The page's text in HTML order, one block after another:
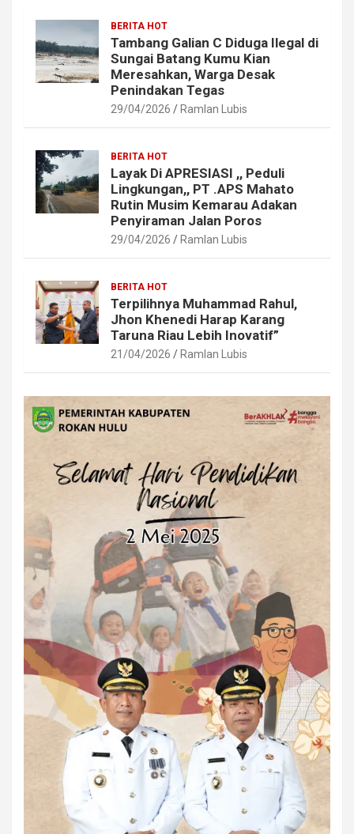
BERITA HOT
Tambang Galian C Diduga Ilegal di
Sungai Batang Kumu Kian
Meresahkan, Warga Desak
Penindakan Tegas
29/04/2026 Ramlan Lubis
BERITA HOT
Layak Di APRESIASI ,, Peduli
Lingkungan,, PT .APS Mahato
Rutin Musim Kemarau Adakan
Penyiraman Jalan Poros
29/04/2026 Ramlan Lubis
BERITA HOT
Terpilihnya Muhammad Rahul,
Jhon Khenedi Harap Karang
Taruna Riau Lebih Inovatif”
21/04/2026 Ramlan Lubis